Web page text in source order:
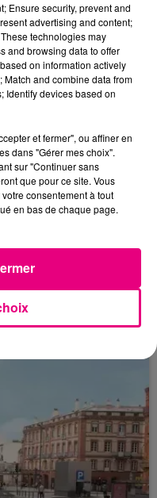
de Toulouse
Ensure security, prevent and
advertising and content;
technologies may
and browsing data to offer
on information actively
and combine data from
Identify devices based on
et fermer", ou affiner en
dans "Gérer mes choix".
sur "Continuer sans
que pour ce site. Vous
consentement à tout
en bas de chaque page.